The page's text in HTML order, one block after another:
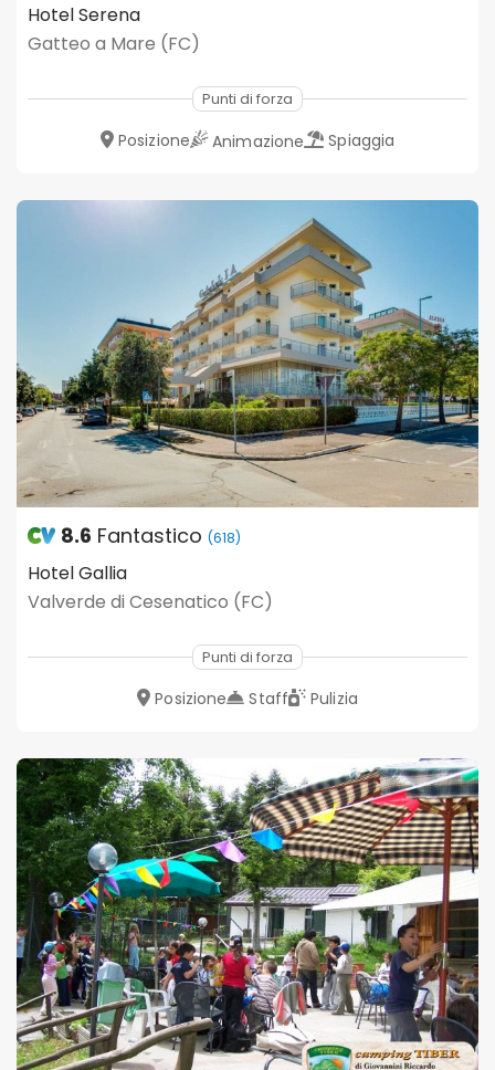
Hotel Serena
Gatteo a Mare (FC)
Punti di forza
Posizione Animazione Spiaggia
8.6 Fantastico (618)
Hotel Gallia
Valverde di Cesenatico (FC)
Punti di forza
Posizione Staff Pulizia